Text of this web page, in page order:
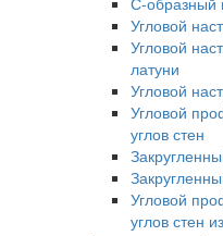
Угловой
Угловой
латуни
Угловой
Угловой
углов стен
Угловой
углов стен